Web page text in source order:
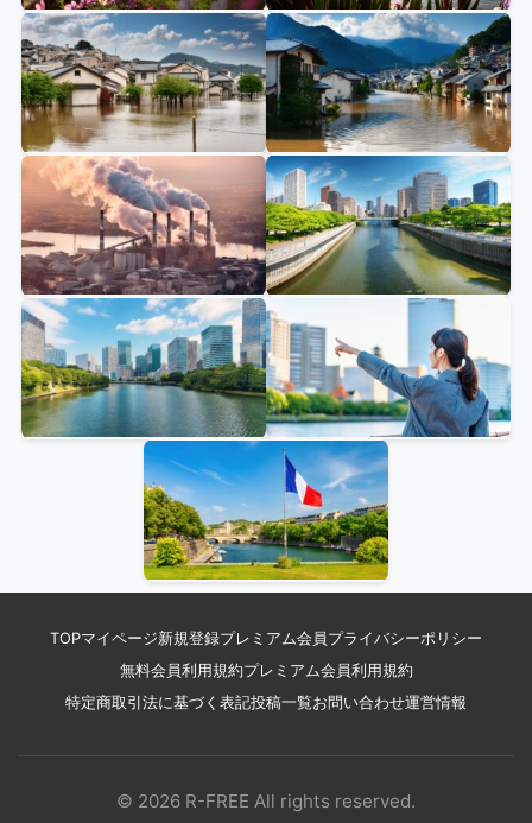
TOPマイページ新規登録プレミアム会員 プライバシーポリシー
無料会員利用規約プレミアム会員利用規約
特定商取引法に基づく表記投稿一覧お問い合わせ運営情報
© 2026 R-FREE All rights reserved.